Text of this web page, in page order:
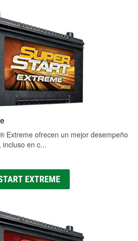
Extreme ofrecen un mejor desempeño
incluso en c...
EXTREME